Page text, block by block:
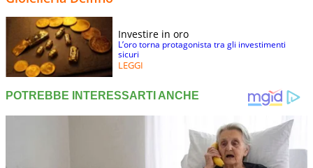
Investire in oro
L’oro torna protagonista tra gli investimenti
sicuri
LEGGI